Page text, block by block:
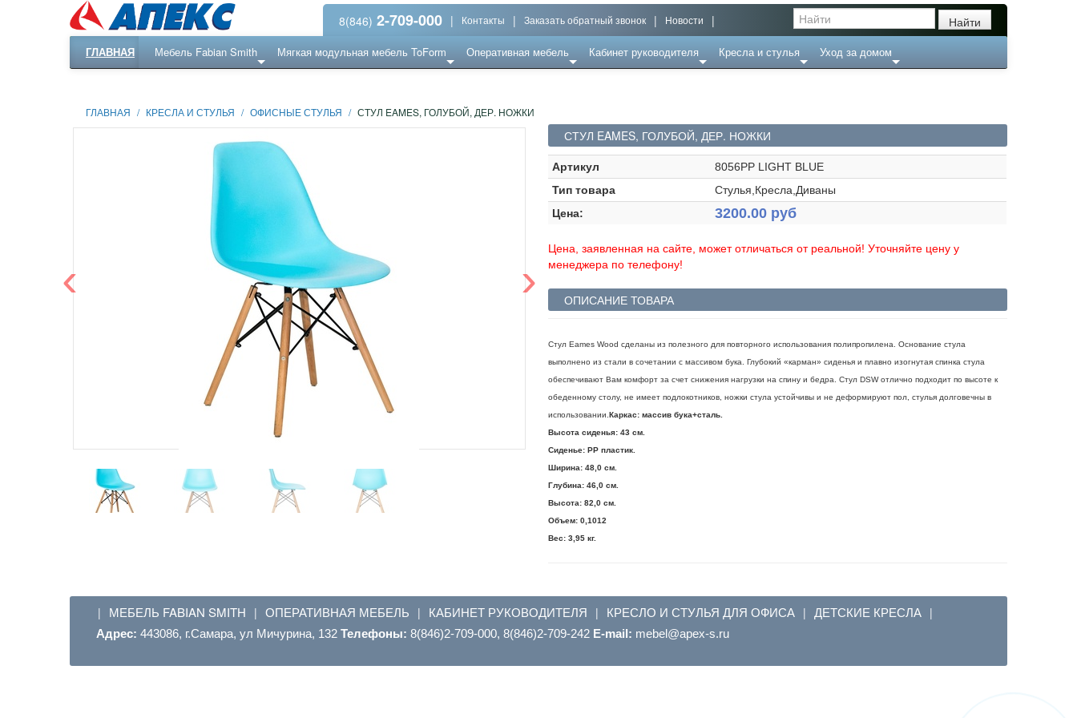
8(846) 2-709-000 | Контакты | Заказать обратный звонок | Новости |
ГЛАВНАЯ Мебель Fabian Smith Мягкая модульная мебель ToForm Оперативная мебель Кабинет руководителя Кресла и стулья Уход за домом
ГЛАВНАЯ / КРЕСЛА И СТУЛЬЯ / ОФИСНЫЕ СТУЛЬЯ / СТУЛ EAMES, ГОЛУБОЙ, ДЕР. НОЖКИ
‹ ›
СТУЛ EAMES, ГОЛУБОЙ, ДЕР. НОЖКИ
Артикул
8056PP LIGHT BLUE
Тип товара
Стулья,Кресла,Диваны
Цена:
3200.00 руб
Цена, заявленная на сайте, может отличаться от реальной! Уточняйте цену у
менеджера по телефону!
ОПИСАНИЕ ТОВАРА
Стул Eames Wood сделаны из полезного для повторного использования полипропилена. Основание стула
выполнено из стали в сочетании с массивом бука. Глубокий «карман» сиденья и плавно изогнутая спинка стула
обеспечивают Вам комфорт за счет снижения нагрузки на спину и бедра. Стул DSW отлично подходит по высоте к
обеденному столу, не имеет подлокотников, ножки стула устойчивы и не деформируют пол, стулья долговечны в
использовании.Каркас: массив бука+сталь.
Высота сиденья: 43 см.
Сиденье: PP пластик.
Ширина: 48,0 см.
Глубина: 46,0 см.
Высота: 82,0 см.
Объем: 0,1012
Вес: 3,95 кг.
| МЕБЕЛЬ FABIAN SMITH | ОПЕРАТИВНАЯ МЕБЕЛЬ | КАБИНЕТ РУКОВОДИТЕЛЯ | КРЕСЛО И СТУЛЬЯ ДЛЯ ОФИСА | ДЕТСКИЕ КРЕСЛА |
Адрес: 443086, г.Самара, ул Мичурина, 132 Телефоны: 8(846)2-709-000, 8(846)2-709-242 E-mail: ur.s-xepa@lebem